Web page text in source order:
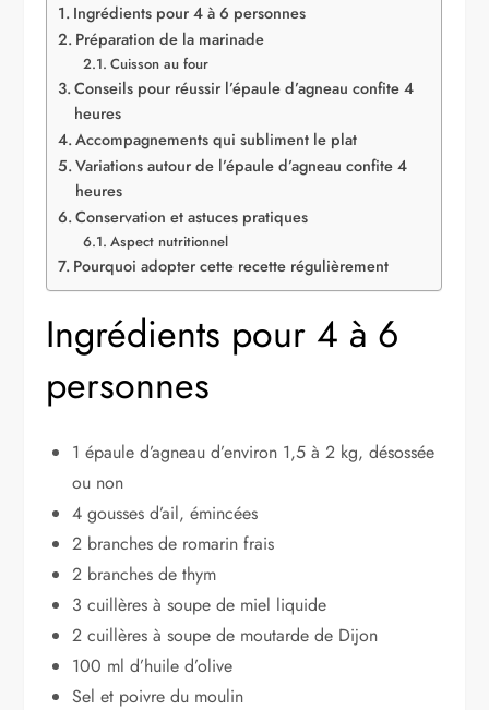
Ingrédients pour 4 à 6 personnes
Préparation de la marinade
Cuisson au four
Conseils pour réussir l’épaule d’agneau confite 4
heures
Accompagnements qui subliment le plat
Variations autour de l’épaule d’agneau confite 4
heures
Conservation et astuces pratiques
Aspect nutritionnel
Pourquoi adopter cette recette régulièrement
Ingrédients pour 4 à 6
personnes
1 épaule d’agneau d’environ 1,5 à 2 kg, désossée
ou non
4 gousses d’ail, émincées
2 branches de romarin frais
2 branches de thym
3 cuillères à soupe de miel liquide
2 cuillères à soupe de moutarde de Dijon
100 ml d’huile d’olive
Sel et poivre du moulin